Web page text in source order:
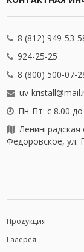
8 (812) 949-53-
924-25-25
8 (800) 500-07-
uv-
Пн-Пт: с 8.00
Федоровское, ул.
Продукция
Галерея